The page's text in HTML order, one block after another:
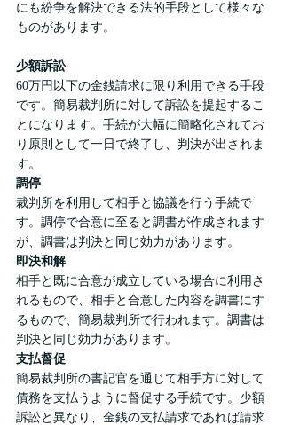
にも紛争を解決できる法的手段として様々な
ものがあります。
少額訴訟
60万円以下の金銭請求に限り利用できる手段
です。簡易裁判所に対して訴訟を提起するこ
とになります。手続が大幅に簡略化されてお
り原則として一日で終了し、判決が出されま
す。
調停
裁判所を利用して相手と協議を行う手続で
す。調停で合意に至ると調書が作成されます
が、調書は判決と同じ効力があります。
即決和解
相手と既に合意が成立している場合に利用さ
れるもので、相手と合意した内容を調書にす
るもので、簡易裁判所で行われます。調書は
判決と同じ効力があります。
支払督促
簡易裁判所の書記官を通じて相手方に対して
債務を支払うように督促する手続です。少額
訴訟と異なり、金銭の支払請求であれば請求